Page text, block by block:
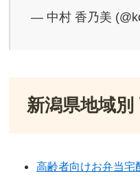
— 中村 香乃美
新潟県地域
高齢者向けお弁当宅